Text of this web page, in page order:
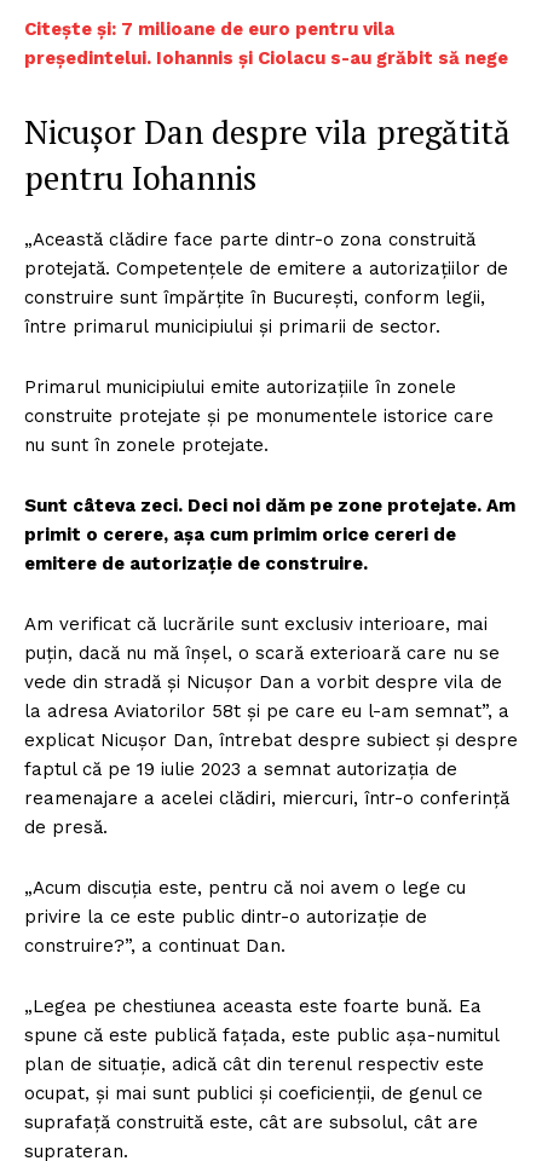
Citește și: 7 milioane de euro pentru vila
președintelui. Iohannis și Ciolacu s-au grăbit să nege
Nicușor Dan despre vila pregătită
pentru Iohannis
„Această clădire face parte dintr-o zona construită
protejată. Competenţele de emitere a autorizaţiilor de
construire sunt împărţite în Bucureşti, conform legii,
între primarul municipiului şi primarii de sector.
Primarul municipiului emite autorizaţiile în zonele
construite protejate şi pe monumentele istorice care
nu sunt în zonele protejate.
Sunt câteva zeci. Deci noi dăm pe zone protejate. Am
primit o cerere, aşa cum primim orice cereri de
emitere de autorizaţie de construire.
Am verificat că lucrările sunt exclusiv interioare, mai
puţin, dacă nu mă înşel, o scară exterioară care nu se
vede din stradă şi Nicușor Dan a vorbit despre vila de
la adresa Aviatorilor 58t şi pe care eu l-am semnat”, a
explicat Nicuşor Dan, întrebat despre subiect şi despre
faptul că pe 19 iulie 2023 a semnat autorizaţia de
reamenajare a acelei clădiri, miercuri, într-o conferinţă
de presă.
„Acum discuţia este, pentru că noi avem o lege cu
privire la ce este public dintr-o autorizaţie de
construire?”, a continuat Dan.
„Legea pe chestiunea aceasta este foarte bună. Ea
spune că este publică faţada, este public aşa-numitul
plan de situaţie, adică cât din terenul respectiv este
ocupat, şi mai sunt publici şi coeficienţii, de genul ce
suprafaţă construită este, cât are subsolul, cât are
suprateran.